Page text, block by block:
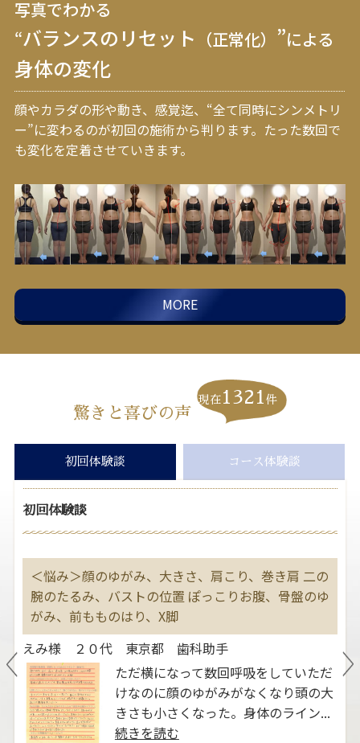
写真でわかる
“バランスのリセット （正常化） ”による
身体の変化
顔やカラダの形や動き、感覚迄、“全て同時にシンメトリ
ー”に変わるのが初回の施術から判ります。 たった数回で
も変化を定着させていきます。
MORE
驚きと喜びの声
現在 1321 件
初回体験談 コース体験談
初回体験談
＜悩み＞顔のゆがみ、大きさ、肩こり、巻き肩 二の
腕のたるみ、バストの位置 ぽっこりお腹、骨盤のゆ
がみ、前もものはり、X脚
えみ様 ２０代 東京都 歯科助手
ただ横になって数回呼吸をしていただ
けなのに顔のゆがみがなくなり頭の大
きさも小さくなった。身体のライン...
続きを読む